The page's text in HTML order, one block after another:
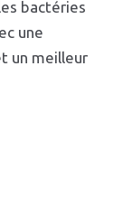
bactéries
une
un meilleur